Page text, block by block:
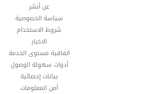
عن أبشر
سياسة الخصوصية
شروط الاستخدام
الاخبار
اتفاقية مستوى الخدمة
أدوات سهولة الوصول
بيانات إحصائية
أمن المعلومات